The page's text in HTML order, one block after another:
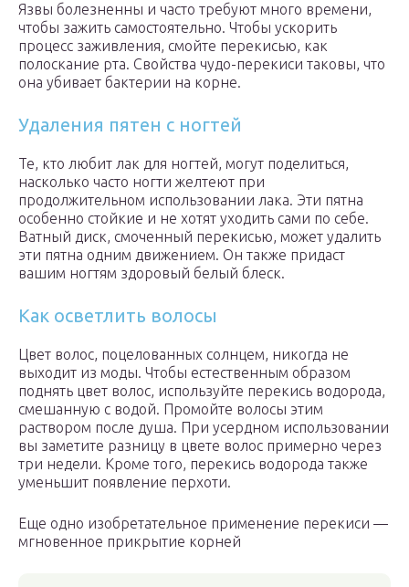
Язвы болезненны и часто требуют много времени,
чтобы зажить самостоятельно. Чтобы ускорить
процесс заживления, смойте перекисью, как
полоскание рта. Свойства чудо-перекиси таковы, что
она убивает бактерии на корне.
Удаления пятен с ногтей
Те, кто любит лак для ногтей, могут поделиться,
насколько часто ногти желтеют при
продолжительном использовании лака. Эти пятна
особенно стойкие и не хотят уходить сами по себе.
Ватный диск, смоченный перекисью, может удалить
эти пятна одним движением. Он также придаст
вашим ногтям здоровый белый блеск.
Как осветлить волосы
Цвет волос, поцелованных солнцем, никогда не
выходит из моды. Чтобы естественным образом
поднять цвет волос, используйте перекись водорода,
смешанную с водой. Промойте волосы этим
раствором после душа. При усердном использовании
вы заметите разницу в цвете волос примерно через
три недели. Кроме того, перекись водорода также
уменьшит появление перхоти.
Еще одно изобретательное применение перекиси —
мгновенное прикрытие корней